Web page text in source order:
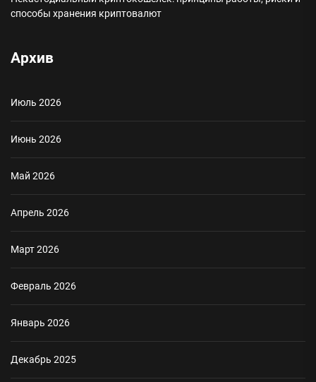
способы хранения криптовалют
Архив
Июль 2026
Июнь 2026
Май 2026
Апрель 2026
Март 2026
Февраль 2026
Январь 2026
Декабрь 2025